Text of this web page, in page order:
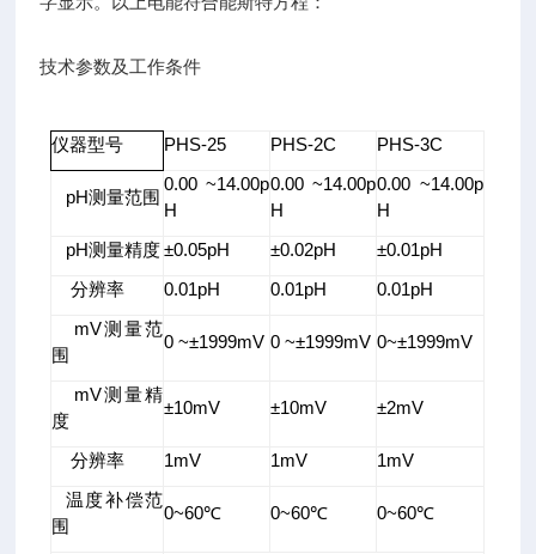
技术参数及工作条件
仪器型号 PHS-25 PHS-2C PHS-3C
pH测量范围
0.00 ~14.00p
H
0.00 ~14.00p
H
0.00 ~14.00p
H
pH测量精度 ±0.05pH ±0.02pH
±0.01pH
分辨率
0.01pH 0.01pH
0.01pH
mV测量范
围
0 ~±1999mV 0 ~±1999mV 0~±1999mV
mV测量精
度
±10mV ±10mV ±2mV
分辨率 1mV 1mV
1mV
温度补偿范
围
0~60℃ 0~60℃ 0~60℃